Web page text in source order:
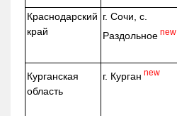
Краснодарский
край
г. Сочи, с.
Раздольное new
Курганская
область
г. Курган new